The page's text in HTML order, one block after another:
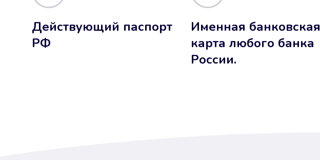
Действующий паспорт
РФ
Именная банковская
карта любого банка
России.